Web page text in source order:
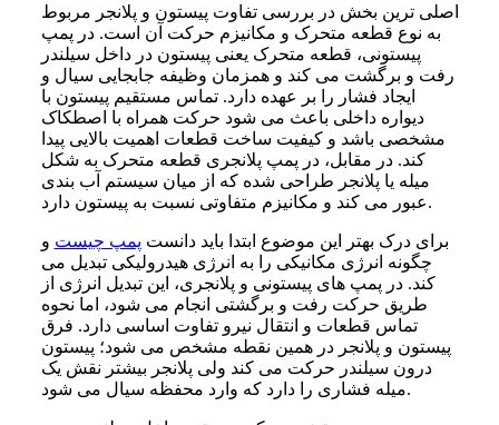
اصلی ترین بخش در بررسی تفاوت پیستون و پلانجر مربوط
به نوع قطعه متحرک و مکانیزم حرکت آن است. در پمپ
پیستونی، قطعه متحرک یعنی پیستون در داخل سیلندر
رفت و برگشت می کند و همزمان وظیفه جابجایی سیال و
ایجاد فشار را بر عهده دارد. تماس مستقیم پیستون با
دیواره داخلی باعث می شود حرکت همراه با اصطکاک
مشخصی باشد و کیفیت ساخت قطعات اهمیت بالایی پیدا
کند. در مقابل، در پمپ پلانجری قطعه متحرک به شکل
میله یا پلانجر طراحی شده که از میان سیستم آب بندی
عبور می کند و مکانیزم متفاوتی نسبت به پیستون دارد.
برای درک بهتر این موضوع ابتدا باید دانست پمپ چیست و
چگونه انرژی مکانیکی را به انرژی هیدرولیکی تبدیل می
کند. در پمپ های پیستونی و پلانجری، این تبدیل انرژی از
طریق حرکت رفت و برگشتی انجام می شود، اما نحوه
تماس قطعات و انتقال نیرو تفاوت اساسی دارد. فرق
پیستون و پلانجر در همین نقطه مشخص می شود؛ پیستون
درون سیلندر حرکت می کند ولی پلانجر بیشتر نقش یک
میله فشاری را دارد که وارد محفظه سیال می شود.